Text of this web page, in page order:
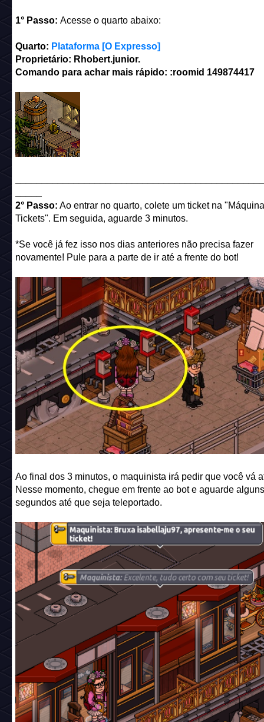
1° Passo: Acesse o quarto abaixo:
Quarto: Plataforma [O Expresso]
Proprietário: Rhobert.junior.
Comando para achar mais rápido: :roomid 149874417
2° Passo: Ao entrar no quarto, colete um ticket na
Tickets". Em seguida, aguarde 3 minutos.
*Se você já fez isso nos dias anteriores não precisa fazer
novamente! Pule para a parte de ir até a frente do bot!
Ao final dos 3 minutos, o maquinista irá pedir que você vá
Nesse momento, chegue em frente ao bot e aguarde alguns
segundos até que seja teleportado.